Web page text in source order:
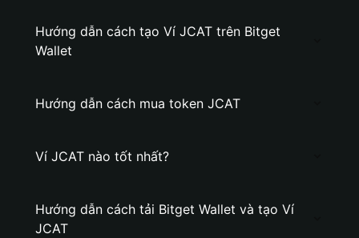
Hướng dẫn cách tạo Ví JCAT trên Bitget
Wallet
Hướng dẫn cách mua token JCAT
Ví JCAT nào tốt nhất?
Hướng dẫn cách tải Bitget Wallet và tạo Ví
JCAT